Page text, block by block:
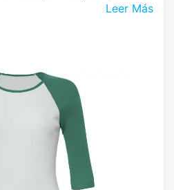
Leer Más